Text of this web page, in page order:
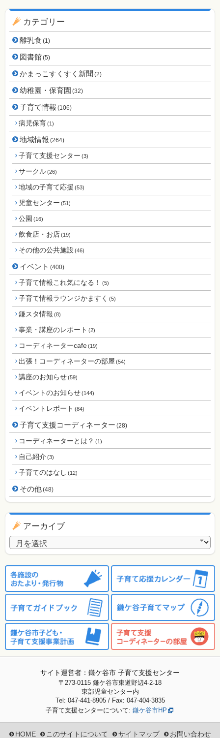
カテゴリー
離乳食 (1)
図書館(5)
かまっこすくすく新聞 (2)
幼稚園・保育園 (32)
子育て情報 (106)
病児保育(1)
地域情報 (264)
子育て支援センター (3)
サークル(26)
地域の子育て応援 (53)
児童センター (51)
公園 (16)
飲食店・お店(19)
その他の公共施設 (46)
イベント (400)
子育て情報これ気になる！ (5)
子育て情報ラウンジかますく (5)
鎌スタ情報 (8)
事業・講座のレポート (2)
コーディネーターcafe(19)
出張！コーディネーターの部屋 (54)
講座のお知らせ(59)
イベントのお知らせ(144)
イベントレポート (84)
子育て支援コーディネーター (28)
コーディネーターとは？ (1)
自己紹介 (3)
子育てのはなし (12)
その他(48)
アーカイブ
アーカイブ
サイト運営者：鎌ケ谷市 子育て支援センター
〒273-0115 鎌ケ谷市東道野辺4-2-18
東部児童センター内
Tel: 047-441-8905 / Fax: 047-404-3835
子育て支援センターについて: 鎌ケ谷市HP
HOME このサイトについて サイトマップ お問い合わせ